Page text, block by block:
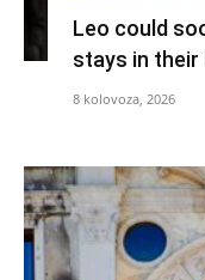
Leo could
stays in their
8 kolovoza, 2026